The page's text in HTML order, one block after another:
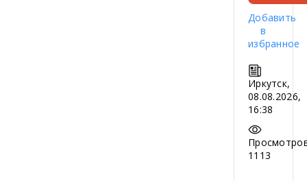
Добавить
в
избранное
Иркутск,
08.08.2026,
16:38
1113